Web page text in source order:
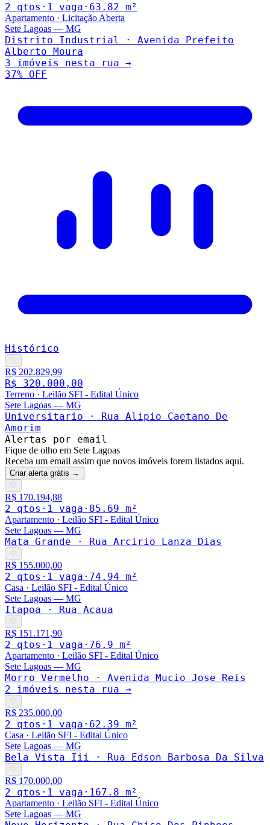
2 qtos · 1 vaga · 63.82 m²
Apartamento · Licitação Aberta
Sete Lagoas — MG
Distrito Industrial · Avenida Prefeito
Alberto Moura
3 imóveis nesta rua →
37% OFF
Histórico
♡
R$ 202.829,99
R$ 320.000,00
Terreno · Leilão SFI - Edital Único
Sete Lagoas — MG
Universitario · Rua Alipio Caetano De
Amorim
Alertas por email
Fique de olho em Sete Lagoas
Receba um email assim que novos imóveis forem listados aqui.
Criar alerta grátis →
♡
R$ 170.194,88
2 qtos · 1 vaga · 85.69 m²
Apartamento · Leilão SFI - Edital Único
Sete Lagoas — MG
Mata Grande · Rua Arcirio Lanza Dias
♡
R$ 155.000,00
2 qtos · 1 vaga · 74.94 m²
Casa · Leilão SFI - Edital Único
Sete Lagoas — MG
Itapoa · Rua Acaua
♡
R$ 151.171,90
2 qtos · 1 vaga · 76.9 m²
Apartamento · Leilão SFI - Edital Único
Sete Lagoas — MG
Morro Vermelho · Avenida Mucio Jose Reis
2 imóveis nesta rua →
♡
R$ 235.000,00
2 qtos · 1 vaga · 62.39 m²
Casa · Leilão SFI - Edital Único
Sete Lagoas — MG
Bela Vista Iii · Rua Edson Barbosa Da Silva
♡
R$ 170.000,00
2 qtos · 1 vaga · 167.8 m²
Apartamento · Leilão SFI - Edital Único
Sete Lagoas — MG